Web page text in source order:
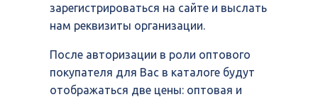
зарегистрироваться на сайте и выслать
нам реквизиты организации.
После авторизации в роли оптового
покупателя для Вас в каталоге будут
отображаться две цены: оптовая и